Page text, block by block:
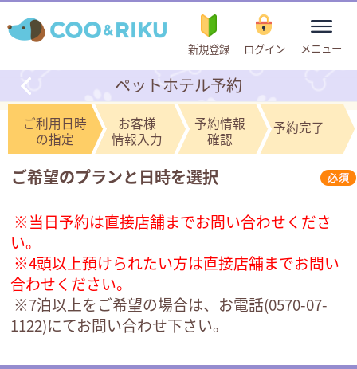
新規登録 ログイン
toggle
メニュー
ペットホテル予約
ご利用日時
の指定
お客様
情報入力
予約情報
確認
予約完了
ご希望のプランと日時を選択
※当日予約は直接店舗までお問い合わせくださ
い。
※4頭以上預けられたい方は直接店舗までお問い
合わせください。
※7泊以上をご希望の場合は、お電話(0570-07-
1122)にてお問い合わせ下さい。